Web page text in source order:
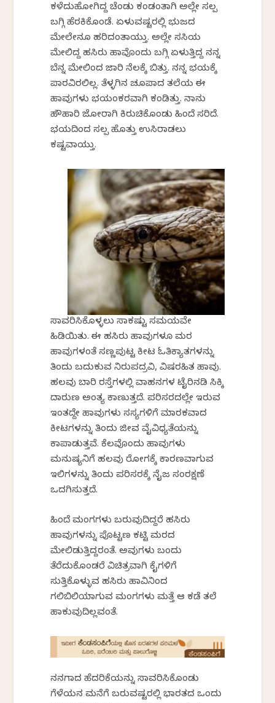
ಕಳೆದುಹೋಗಿದ್ದ ಚೆಂಡು ಕಂಡಂತಾಗಿ ಅಲ್ಲೇ ಸ್ವಲ್ಪ
ಬಗ್ಗಿ ಹೆರಕಿಕೊಂಡೆ. ಏಳುವಷ್ಟರಲ್ಲಿ ಭುಜದ
ಮೇಲೇನೂ ಹರಿದಂತಾಯ್ತು. ಅಲ್ಲೇ ಸಸಿಯ
ಮೇಲಿದ್ದ ಹಸಿರು ಹಾವೊಂದು ಬಗ್ಗಿ ಏಳುತ್ತಿದ್ದ ನನ್ನ
ಬೆನ್ನ ಮೇಲಿಂದ ಜಾರಿ ನೆಲಕ್ಕೆ ಬಿತ್ತು. ನನ್ನ ಭಯಕ್ಕೆ
ಪಾರವಿರಲಿಲ್ಲ. ತೆಳ್ಳಗಿನ ಚೂಪಾದ ತಲೆಯ ಈ
ಹಾವುಗಳು ಭಯಂಕರವಾಗಿ ಕಂಡಿತ್ತು. ನಾನು
ಹೌಹಾರಿ ಜೋರಾಗಿ ಕಿರುಚಿಕೊಂಡು ಹಿಂದೆ ಸರಿದೆ.
ಭಯದಿಂದ ಸ್ವಲ್ಪ ಹೊತ್ತು ಉಸಿರಾಡಲು
ಕಷ್ಟವಾಯ್ತು.
ಸಾವರಿಸಿಕೊಳ್ಳಲು ಸಾಕಷ್ಟು ಸಮಯವೇ
ಹಿಡಿಯಿತು. ಈ ಹಸಿರು ಹಾವುಗಳೂ ಮರ
ಹಾವುಗಳಂತೆ ಸಣ್ಣಪುಟ್ಟ ಕೀಟ ಓತಿಕ್ಯಾತಗಳನ್ನು
ತಿಂದು ಬದುಕುವ ನಿರುಪದ್ರವಿ, ವಿಷರಹಿತ ಹಾವು.
ಹಲವು ಬಾರಿ ರಸ್ತೆಗಳಲ್ಲಿ ವಾಹನಗಳ ಟೈರಿನಡಿ ಸಿಕ್ಕಿ
ದಾರುಣ ಅಂತ್ಯ ಕಾಣುತ್ತದೆ. ಪರಿಸರದಲ್ಲೇ ಇರುವ
ಇಂತದ್ದೇ ಹಾವುಗಳು ಸಸ್ಯಗಳಿಗೆ ಮಾರಕವಾದ
ಕೀಟಗಳನ್ನು ತಿಂದು ಜೀವ ವೈವಿಧ್ಯತೆಯನ್ನು
ಕಾಪಾಡುತ್ತವೆ. ಕೆಲವೊಂದು ಹಾವುಗಳು
ಮನುಷ್ಯನಿಗೆ ಹಲವು ರೋಗಕ್ಕೆ ಕಾರಣವಾಗುವ
ಇಲಿಗಳನ್ನು ತಿಂದು ಪರಿಸರಕ್ಕೆ ನೈಜ ಸಂರಕ್ಷಣೆ
ಒದಗಿಸುತ್ತದೆ.
ಹಿಂದೆ ಮಂಗಗಳು ಬರುವುದಿದ್ದರೆ ಹಸಿರು
ಹಾವುಗಳನ್ನು ಪೊಟ್ಟಣ ಕಟ್ಟಿ ಮರದ
ಮೇಲಿಡುತ್ತಿದ್ದರಂತೆ. ಅವುಗಳು ಬಂದು
ತೆರೆದುಕೊಂಡರೆ ವಿಚಿತ್ರವಾಗಿ ಕೈಗಳಿಗೆ
ಸುತ್ತಿಕೊಳ್ಳುವ ಹಸಿರು ಹಾವಿನಿಂದ
ಗಲಿಬಿಲಿಯಾಗುವ ಮಂಗಗಳು ಮತ್ತೆ ಆ ಕಡೆ ತಲೆ
ಹಾಕುವುದಿಲ್ಲವಂತೆ.
ನನಗಾದ ಹೆದರಿಕೆಯನ್ನು ಸಾವರಿಸಿಕೊಂಡು
ಗೆಳೆಯನ ಮನೆಗೆ ಬರುವಷ್ಟರಲ್ಲಿ ಭಾರತದ ಒಂದು